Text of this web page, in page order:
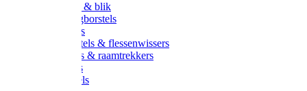
Handveger & blik
Voetenveegborstels
Handvegers
Afwasborstels & flessenwissers
Wasborstels & raamtrekkers
Tonborstels
Werkborstels